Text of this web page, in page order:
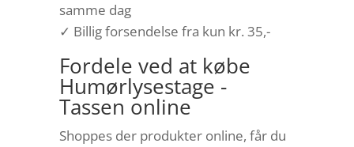
samme dag
✓ Billig forsendelse fra kun kr. 35,-
Fordele ved at købe
Humørlysestage -
Tassen online
Shoppes der produkter online, får du